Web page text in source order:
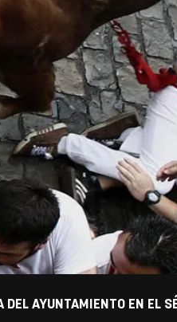
AYUNTAMIENTO EN EL